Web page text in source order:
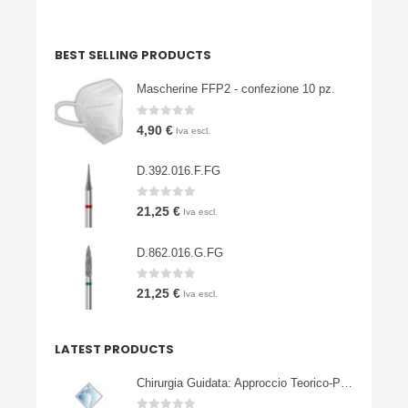
BEST SELLING PRODUCTS
Mascherine FFP2 - confezione 10 pz.
0 Su 5
4,90 € Iva escl.
D.392.016.F.FG
0Su 5
21,25 € Iva escl.
D.862.016.G.FG
0Su 5
21,25 € Iva escl.
LATEST PRODUCTS